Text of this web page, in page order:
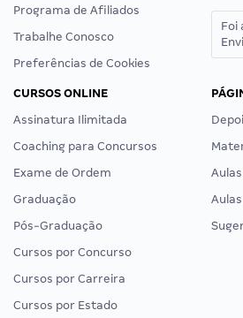
Programa de Afiliados
Trabalhe Conosco
Preferências de Cookies
Foi
CURSOS ONLINE
Assinatura Ilimitada
Coaching para Concursos
Exame de Ordem
Graduação
Pós-Graduação
Cursos por Concurso
Cursos por Carreira
Cursos por Estado